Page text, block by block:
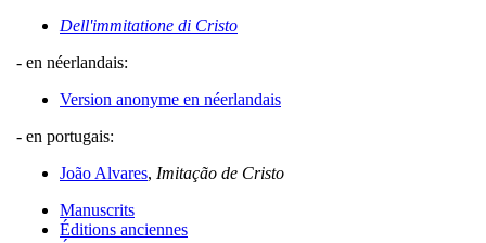
Dell'immitatione di Cristo
- en néerlandais:
Version anonyme en néerlandais
- en portugais:
João Alvares, Imitação de Cristo
Manuscrits
Éditions anciennes